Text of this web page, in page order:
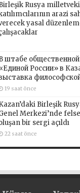
Rusya
arazi
yasal
штабе
России» в
19 saat önce
Birleşik
Merkezi’nde
bir sergi açıldı
22 saat önce